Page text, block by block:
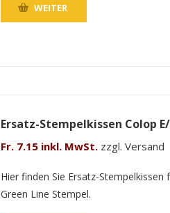
WEITER
Ersatz-Stempelkissen Colop
Fr. 7.15 inkl. MwSt. zzgl. Versand
Hier finden Sie Ersatz-Stempelkissen
Green Line Stempel.